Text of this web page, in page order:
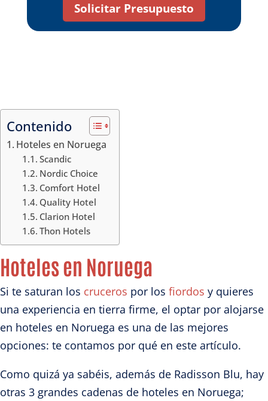
Solicitar Presupuesto
Contenido
Hoteles en Noruega
Scandic
Nordic Choice
Comfort Hotel
Quality Hotel
Clarion Hotel
Thon Hotels
Hoteles en Noruega
Si te saturan los cruceros por los fiordos y quieres
una experiencia en tierra firme, el optar por alojarse
en hoteles en Noruega es una de las mejores
opciones: te contamos por qué en este artículo.
Como quizá ya sabéis, además de Radisson Blu, hay
otras 3 grandes cadenas de hoteles en Noruega;